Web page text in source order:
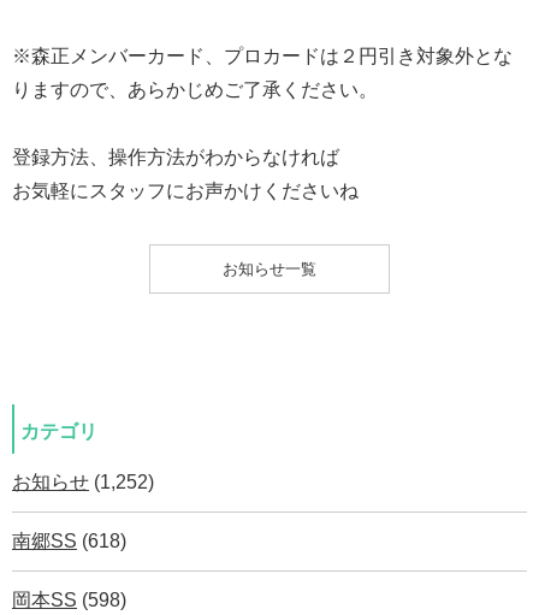
※森正メンバーカード、プロカードは２円引き対象外とな
りますので、あらかじめご了承ください。
登録方法、操作方法がわからなければ
お気軽にスタッフにお声かけくださいね
お知らせ一覧
カテゴリ
お知らせ (1,252)
南郷SS (618)
岡本SS (598)